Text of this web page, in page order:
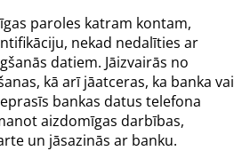
paroles katram kontam,
nekad nedalīties ar
datiem. Jāizvairās no
kā arī jāatceras, ka banka vai
bankas datus telefona
aizdomīgas darbības,
un jāsazinās ar banku.